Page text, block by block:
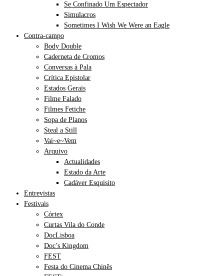
Se Confinado Um Espectador
Simulacros
Sometimes I Wish We Were an Eagle
Contra-campo
Body Double
Caderneta de Cromos
Conversas à Pala
Crítica Epistolar
Estados Gerais
Filme Falado
Filmes Fetiche
Sopa de Planos
Steal a Still
Vai~e~Vem
Arquivo
Actualidades
Estado da Arte
Cadáver Esquisito
Entrevistas
Festivais
Córtex
Curtas Vila do Conde
DocLisboa
Doc’s Kingdom
FEST
Festa do Cinema Chinês